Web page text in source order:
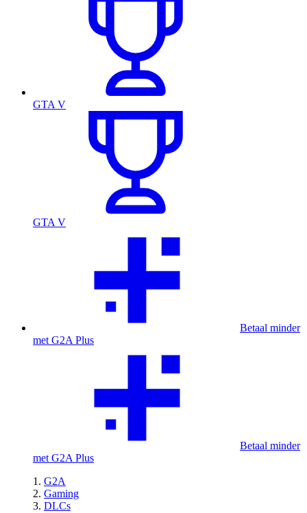
GTA V
GTA V
Betaal minder
met G2A Plus
Betaal minder
met G2A Plus
G2A
Gaming
DLCs